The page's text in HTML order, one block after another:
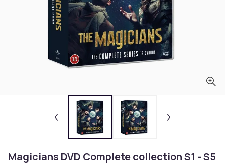
Magicians DVD Complete collection S1 - S5